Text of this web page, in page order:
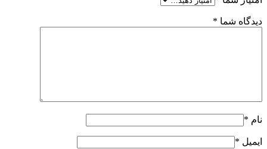
دیدگاه شما *
نام *
ایمیل *